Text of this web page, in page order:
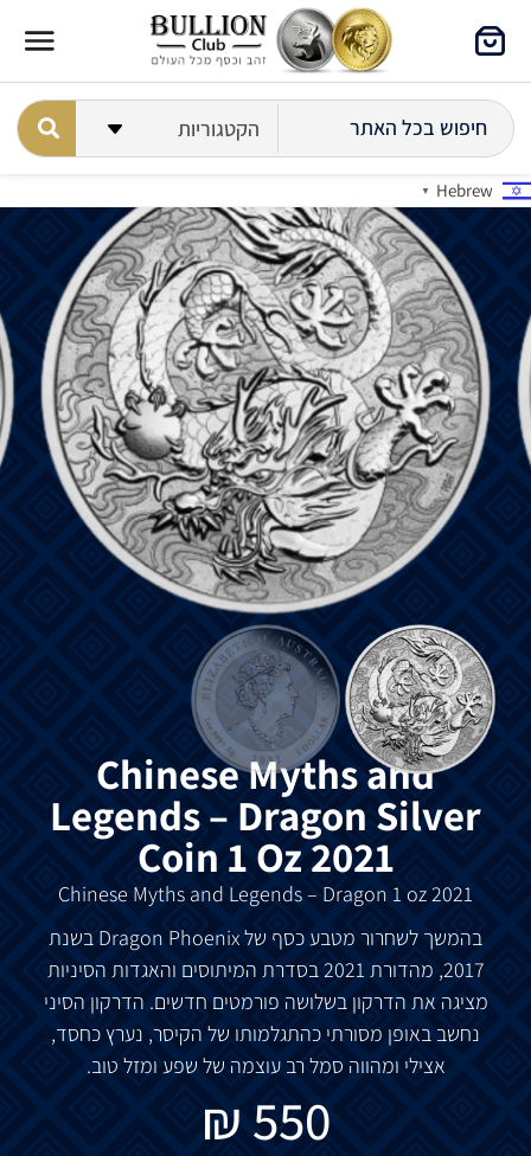
Hebrew
▼
Chinese Myths and
Legends – Dragon Silver
Coin 1 Oz 2021
Chinese Myths and Legends – Dragon 1 oz 2021
בהמשך לשחרור מטבע כסף של
Dragon Phoenix בשנת
2017
, מהדורת בסדרת המיתוסים והאגדות הסיניות
מציגה את הדרקון בשלושה פורמטים חדשים. הדרקון הסיני
נחשב באופן מסורתי כהתגלמותו של הקיסר, נערץ כחסד,
אצילי ומהווה סמלרב עוצמה של שפע ומזל טוב.
550
₪